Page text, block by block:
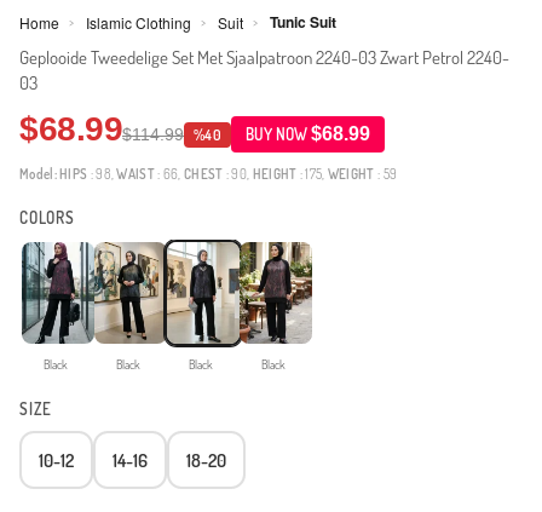
Home > Islamic Clothing > Suit > Tunic Suit
Geplooide Tweedelige Set Met Sjaalpatroon 2240-03 Zwart Petrol 2240-
03
$68.99$114.99 %40 BUY NOW$68.99
Model: HIPS : 98,WAIST: 66,CHEST : 90, HEIGHT : 175, WEIGHT : 59
COLORS
Black Black Black Black
SIZE
10-12 14-16 18-20